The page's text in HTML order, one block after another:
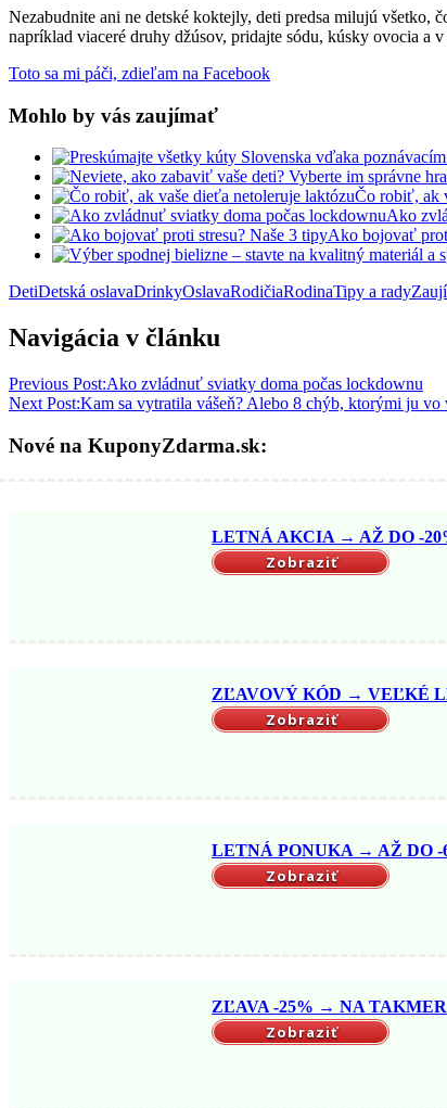
Nezabudnite ani ne detské koktejly, deti predsa milujú všetko,
napríklad viaceré druhy džúsov, pridajte sódu, kúsky ovocia a
Toto sa mi páči, zdieľam na Facebook
Mohlo by vás zaujímať
Čo robiť, ak
Ako
Ako bojovať
DetiDetská oslavaDrinkyOslavaRodičiaRodinaTipy a rady
Navigácia v článku
Previous Post:Ako zvládnuť sviatky doma počas lockdownu
Next Post:Kam sa vytratila vášeň? Alebo 8 chýb, ktorými ju vo
Nové na KuponyZdarma.sk:
LETNÁ AKCIA → AŽ DO -
Zobraziť
ZĽAVOVÝ KÓD → VEĽKÉ
Zobraziť
LETNÁ PONUKA → AŽ DO -
Zobraziť
ZĽAVA -25% → NA
Zobraziť